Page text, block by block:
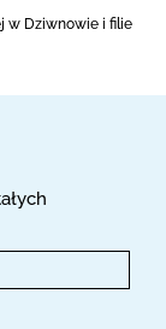
w Dziwnowie i filie